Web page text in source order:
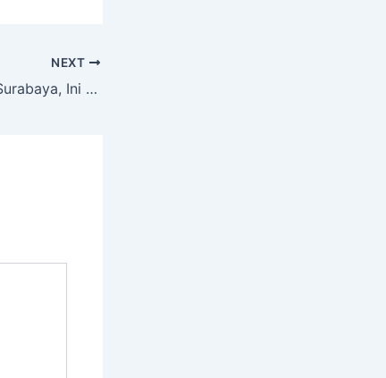
NEXT
Marak Gangster di Surabaya, Ini Hal Positif yang Dilakukan IPM SMP Muven